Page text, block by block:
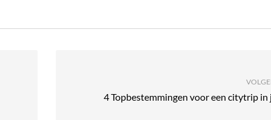
4 Topbestemmingen voor een citytrip in